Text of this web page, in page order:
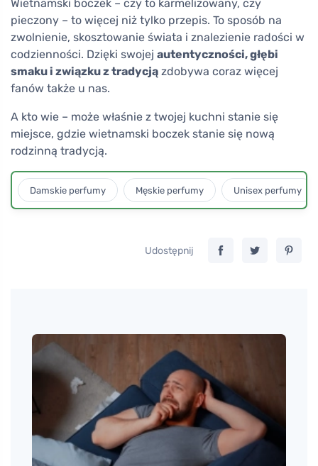
Wietnamski boczek – czy to karmelizowany, czy
pieczony – to więcej niż tylko przepis. To sposób na
zwolnienie, skosztowanie świata i znalezienie radości w
codzienności. Dzięki swojej autentyczności, głębi
smaku i związku z tradycją zdobywa coraz więcej
fanów także u nas.
A kto wie – może właśnie z twojej kuchni stanie się
miejsce, gdzie wietnamski boczek stanie się nową
rodzinną tradycją.
Damskie perfumy Męskie perfumy Unisex perfumy
Udostępnij